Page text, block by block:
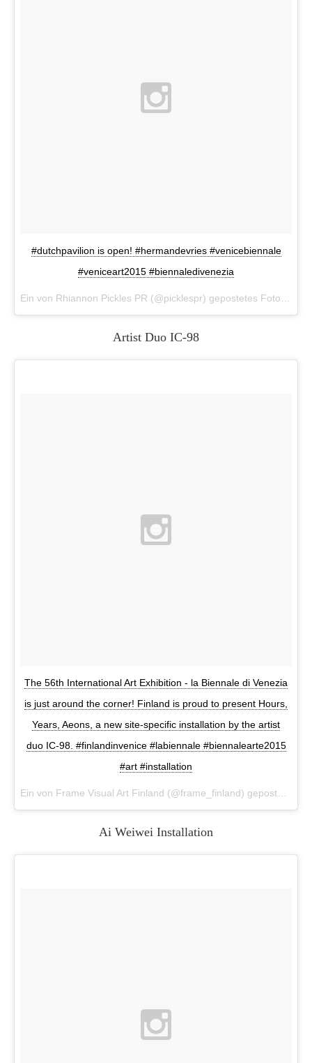
#dutchpavilion is open! #hermandevries #venicebiennale
#veniceart2015 #biennaledivenezia
Artist Duo IC-98
The 56th International Art Exhibition - la Biennale di Venezia
is just around the corner! Finland is proud to present Hours,
Years, Aeons, a new site-specific installation by the artist
duo IC-98. #finlandinvenice #labiennale #biennalearte2015
#art #installation
Ai Weiwei Installation